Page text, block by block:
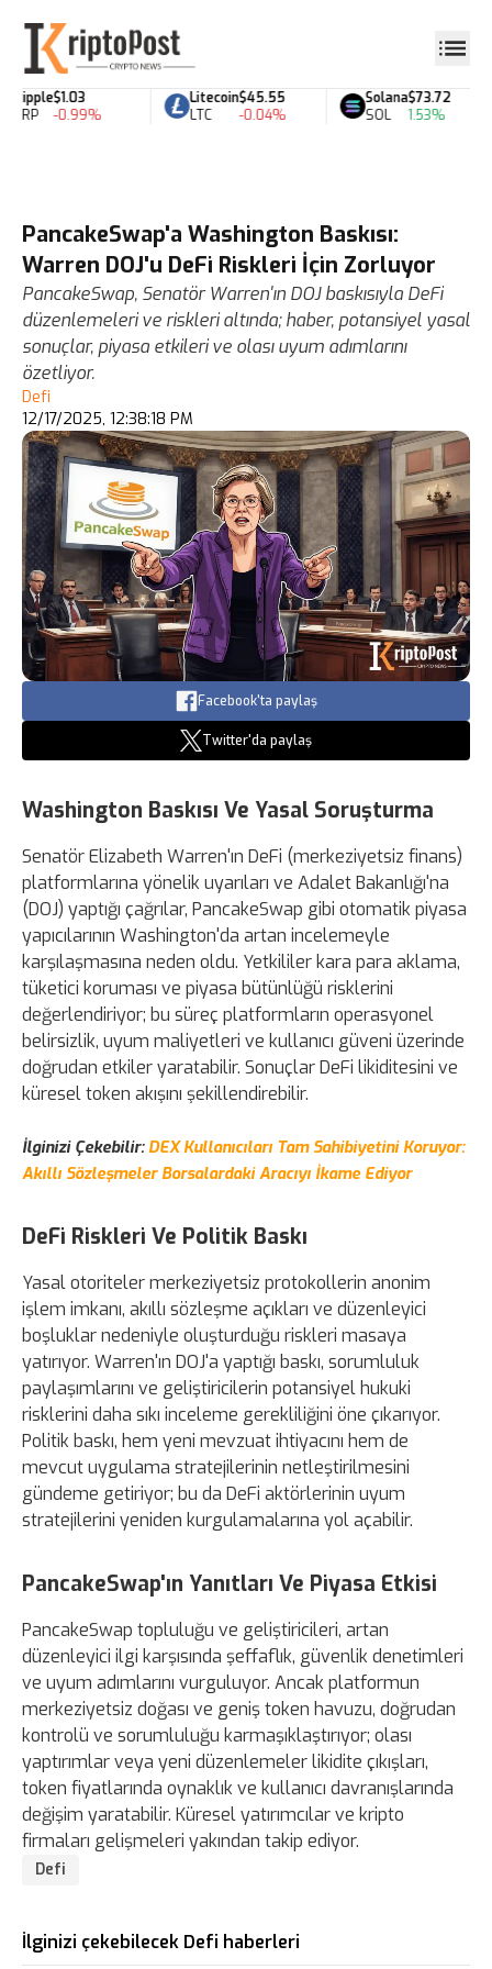
Ripple
XRP
$1.03
-0.99%
Litecoin
LTC
$45.55
-0.04%
Solana
SOL
$73.72
1.53%
PancakeSwap'a Washington Baskısı:
Warren DOJ'u DeFi Riskleri İçin Zorluyor
PancakeSwap, Senatör Warren'ın DOJ baskısıyla DeFi
düzenlemeleri ve riskleri altında; haber, potansiyel yasal
sonuçlar, piyasa etkileri ve olası uyum adımlarını
özetliyor.
Defi
12/17/2025, 12:38:18 PM
Facebook'ta paylaş
Twitter'da paylaş
Washington Baskısı Ve Yasal Soruşturma
Senatör Elizabeth Warren'ın DeFi (merkeziyetsiz finans)
platformlarına yönelik uyarıları ve Adalet Bakanlığı'na
(DOJ) yaptığı çağrılar, PancakeSwap gibi otomatik piyasa
yapıcılarının Washington'da artan incelemeyle
karşılaşmasına neden oldu. Yetkililer kara para aklama,
tüketici koruması ve piyasa bütünlüğü risklerini
değerlendiriyor; bu süreç platformların operasyonel
belirsizlik, uyum maliyetleri ve kullanıcı güveni üzerinde
doğrudan etkiler yaratabilir. Sonuçlar DeFi likiditesini ve
küresel token akışını şekillendirebilir.
İlginizi Çekebilir: DEX Kullanıcıları Tam Sahibiyetini Koruyor:
Akıllı Sözleşmeler Borsalardaki Aracıyı İkame Ediyor
DeFi Riskleri Ve Politik Baskı
Yasal otoriteler merkeziyetsiz protokollerin anonim
işlem imkanı, akıllı sözleşme açıkları ve düzenleyici
boşluklar nedeniyle oluşturduğu riskleri masaya
yatırıyor. Warren'ın DOJ'a yaptığı baskı, sorumluluk
paylaşımlarını ve geliştiricilerin potansiyel hukuki
risklerini daha sıkı inceleme gerekliliğini öne çıkarıyor.
Politik baskı, hem yeni mevzuat ihtiyacını hem de
mevcut uygulama stratejilerinin netleştirilmesini
gündeme getiriyor; bu da DeFi aktörlerinin uyum
stratejilerini yeniden kurgulamalarına yol açabilir.
PancakeSwap'ın Yanıtları Ve Piyasa Etkisi
PancakeSwap topluluğu ve geliştiricileri, artan
düzenleyici ilgi karşısında şeffaflık, güvenlik denetimleri
ve uyum adımlarını vurguluyor. Ancak platformun
merkeziyetsiz doğası ve geniş token havuzu, doğrudan
kontrolü ve sorumluluğu karmaşıklaştırıyor; olası
yaptırımlar veya yeni düzenlemeler likidite çıkışları,
token fiyatlarında oynaklık ve kullanıcı davranışlarında
değişim yaratabilir. Küresel yatırımcılar ve kripto
firmaları gelişmeleri yakından takip ediyor.
Defi
İlginizi çekebilecek Defi haberleri